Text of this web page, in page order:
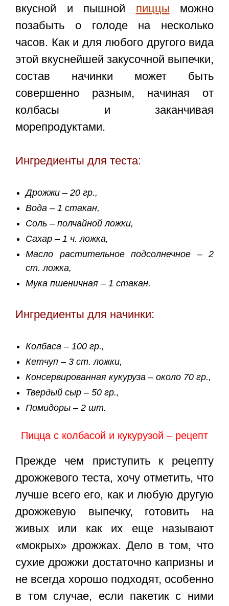
вкусной и пышной пиццы можно
позабыть о голоде на несколько
часов. Как и для любого другого вида
этой вкуснейшей закусочной выпечки,
состав начинки может быть
совершенно разным, начиная от
колбасы и заканчивая
морепродуктами.
Ингредиенты для теста:
Дрожжи – 20 гр.,
Вода – 1 стакан,
Соль – полчайной ложки,
Сахар – 1 ч. ложка,
Масло растительное подсолнечное – 2
ст. ложка,
Мука пшеничная – 1 стакан.
Ингредиенты для начинки:
Колбаса – 100 гр.,
Кетчуп – 3 ст. ложки,
Консервированная кукуруза – около 70 гр.,
Твердый сыр – 50 гр.,
Помидоры – 2 шт.
Пицца с колбасой и кукурузой – рецепт
Прежде чем приступить к рецепту
дрожжевого теста, хочу отметить, что
лучше всего его, как и любую другую
дрожжевую выпечку, готовить на
живых или как их еще называют
«мокрых» дрожжах. Дело в том, что
сухие дрожжи достаточно капризны и
не всегда хорошо подходят, особенно
в том случае, если пакетик с ними